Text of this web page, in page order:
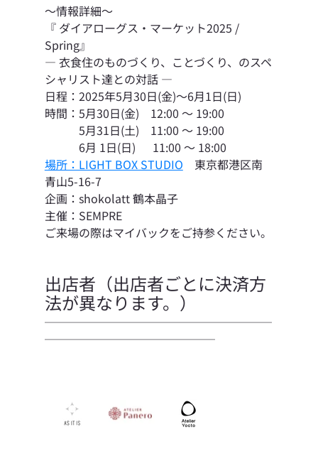
～情報詳細～
『 ダイアローグス・マーケット2025 /
Spring』
― 衣食住のものづくり、ことづくり、のスペ
シャリスト達との対話 ―
日程：2025年5月30日(金)～6月1日(日)
時間：5月30日(金)　12:00 ～ 19:00
5月31日(土)　11:00 ～ 19:00
6月 1日(日)      11:00 ～ 18:00
場所：LIGHT BOX STUDIO 東京都港区南
青山5-16-7
企画：shokolatt 鶴本晶子
主催：SEMPRE
ご来場の際はマイバックをご持参ください。
出店者（出店者ごとに決済方
法が異なります。）
────────────────────
───────────────